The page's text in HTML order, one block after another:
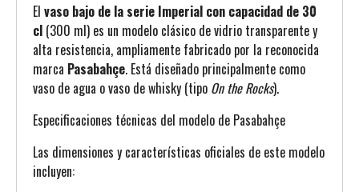
El vaso bajo de la serie Imperial con capacidad de 30
cl (300 ml) es un modelo clásico de vidrio transparente y
alta resistencia, ampliamente fabricado por la reconocida
marca Pasabahçe. Está diseñado principalmente como
vaso de agua o vaso de whisky (tipo On the Rocks).
Especificaciones técnicas del modelo de Pasabahçe
Las dimensiones y características oficiales de este modelo
incluyen: